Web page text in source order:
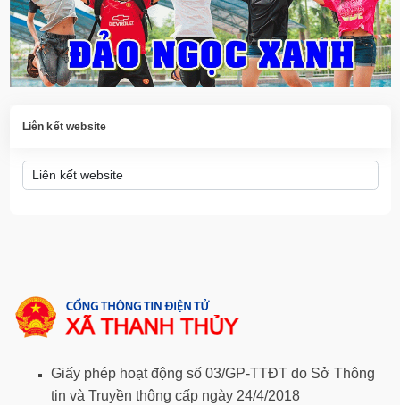
Liên kết website
Giấy phép hoạt động số 03/GP-TTĐT do Sở Thông
tin và Truyền thông cấp ngày 24/4/2018